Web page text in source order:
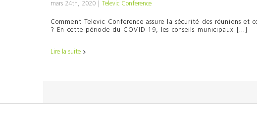
mars 24th, 2020 Televic Conference
Comment Televic Conference assure la sécurité des réunions et
? En cette période du COVID-19, les conseils municipaux [...]
Lire la suite